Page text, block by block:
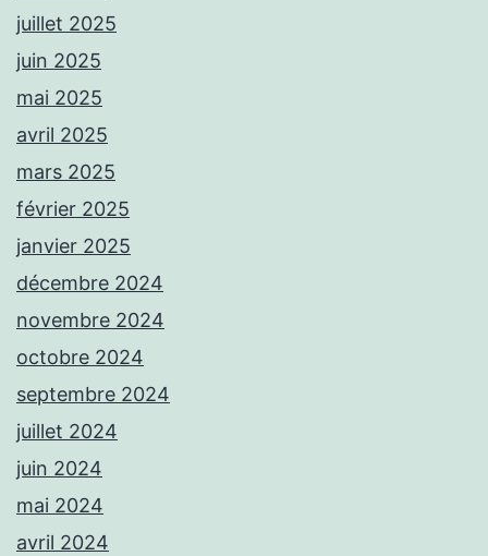
juillet 2025
juin 2025
mai 2025
avril 2025
mars 2025
février 2025
janvier 2025
décembre 2024
novembre 2024
octobre 2024
septembre 2024
juillet 2024
juin 2024
mai 2024
avril 2024